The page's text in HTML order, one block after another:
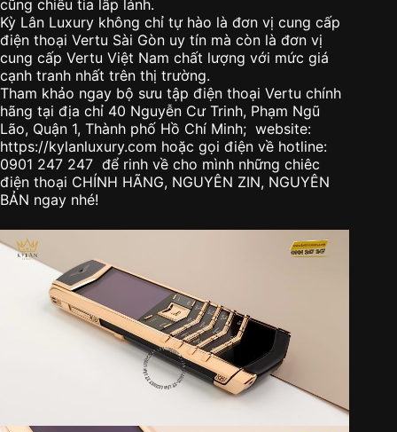
cũng chiếu tia lấp lánh.
Kỳ Lân Luxury không chỉ tự hào là đơn vị cung cấp
điện thoại Vertu Sài Gòn uy tín mà còn là đơn vị
cung cấp Vertu Việt Nam chất lượng với mức giá
cạnh tranh nhất trên thị trường.
Tham khảo ngay bộ sưu tập điện thoại Vertu chính
hãng tại địa chỉ 40 Nguyễn Cư Trinh, Phạm Ngũ
Lão, Quận 1, Thành phố Hồ Chí Minh; website:
https://kylanluxury.com hoặc gọi điện về hotline:
0901 247 247 để rinh về cho mình những chiêc
điện thoại CHÍNH HÃNG, NGUYÊN ZIN, NGUYÊN
BẢN ngay nhé!